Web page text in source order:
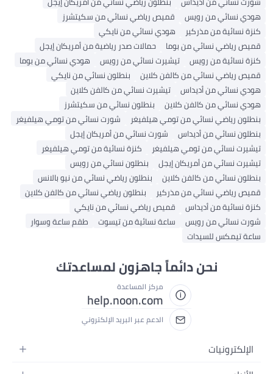
من رويس
قميص رياضي نسائي من سكيتشرز
مذركير
هودي نسائي من نايكي
من بوما
حمالات صدر رياضية من أمريكان إيجل
رويس
تيشيرت نسائي من رويس
هودي نسائي من بوما
من كالفن كلاين
بنطلون نسائي من نايكي
أديداس
تيشيرت نسائي من كالفن كلاين
كالفن كلاين
بنطلون نسائي من سكيتشرز
نسائي من تومي هيلفيغر
شورت نسائي من تومي هيلفيغر
من أديداس
شورت نسائي من أمريكان إيجل
من تومي هيلفيغر
كنزة نسائية من تومي هيلفيغر
من أمريكان إيجل
بنطلون نسائي من رويس
من كالفن كلاين
بنطلون رياضي نسائي من نيو بالانس
من مذركير
بنطلون رياضي نسائي من كالفن كلاين
أديداس
قميص رياضي نسائي من نايكي
رويس
ساعة نسائية من تيسوت
طقم ساعة وسوار
نحن دائماً جاهزون لمساعدتك
مركز المساعدة
help.noon.com
الدعم عبر البريد الإلكتروني